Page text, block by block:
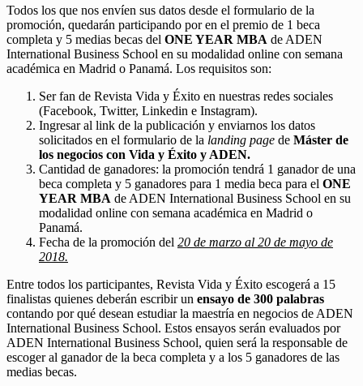
Todos los que nos envíen sus datos desde el formulario de la
promoción, quedarán participando por en el premio de 1 beca
completa y 5 medias becas del ONE YEAR MBA de ADEN
International Business School en su modalidad online con semana
académica en Madrid o Panamá. Los requisitos son:
Ser fan de Revista Vida y Éxito en nuestras redes sociales
(Facebook, Twitter, Linkedin e Instagram).
Ingresar al link de la publicación y enviarnos los datos
solicitados en el formulario de la landing page de Máster de
los negocios con Vida y Éxito y ADEN.
Cantidad de ganadores: la promoción tendrá 1 ganador de una
beca completa y 5 ganadores para 1 media beca para el ONE
YEAR MBA de ADEN International Business School en su
modalidad online con semana académica en Madrid o
Panamá.
Fecha de la promoción del 20 de marzo al 20 de mayo de
2018.
Entre todos los participantes, Revista Vida y Éxito escogerá a 15
finalistas quienes deberán escribir un ensayo de 300 palabras
contando por qué desean estudiar la maestría en negocios de ADEN
International Business School. Estos ensayos serán evaluados por
ADEN International Business School, quien será la responsable de
escoger al ganador de la beca completa y a los 5 ganadores de las
medias becas.